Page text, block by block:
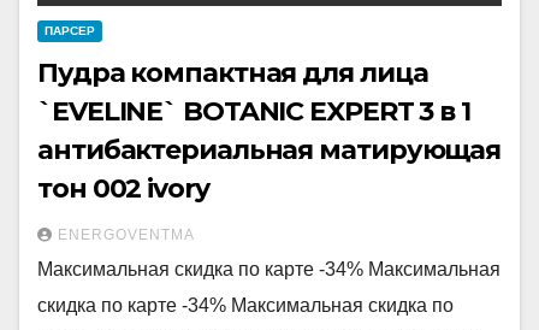
ПАРСЕР
Пудра компактная для лица
`EVELINE` BOTANIC EXPERT 3 в 1
антибактериальная матирующая
тон 002 ivory
ENERGOVENTMA
Максимальная скидка по карте -34% Максимальная
скидка по карте -34% Максимальная скидка по